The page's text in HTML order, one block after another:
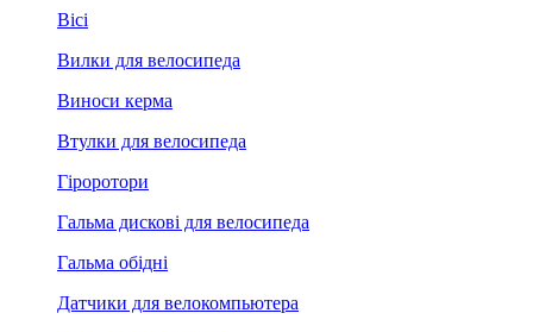
Вісі
Вилки для велосипеда
Виноси керма
Втулки для велосипеда
Гіроротори
Гальма дискові для велосипеда
Гальма обідні
Датчики для велокомпьютера